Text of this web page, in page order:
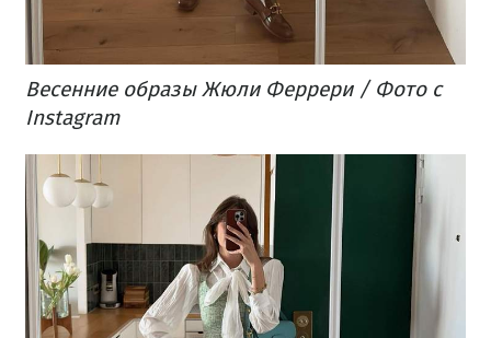
Весенние образы Жюли Феррери / Фото с
Instagram